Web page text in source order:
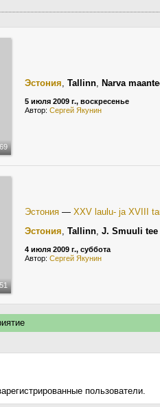
Эстония, Tallinn, Narva
5 июля 2009 г., воскресенье
Автор: Сергей Якунин
Эстония — XXV laulu- ja XVIII
Эстония, Tallinn, J. Smuuli tee
4 июля 2009 г., суббота
Автор: Сергей Якунин
пользователи.